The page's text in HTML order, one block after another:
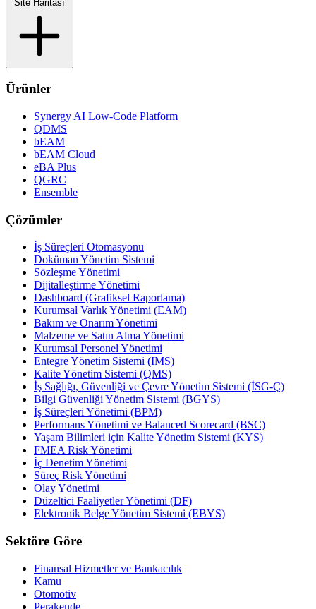
Site Haritası
Ürünler
Synergy AI Low-Code Platform
QDMS
bEAM
bEAM Cloud
eBA Plus
QGRC
Ensemble
Çözümler
İş Süreçleri Otomasyonu
Doküman Yönetim Sistemi
Sözleşme Yönetimi
Dijitalleştirme Yönetimi
Dashboard (Grafiksel Raporlama)
Kurumsal Varlık Yönetimi (EAM)
Bakım ve Onarım Yönetimi
Malzeme ve Satın Alma Yönetimi
Kurumsal Personel Yönetimi
Entegre Yönetim Sistemi (IMS)
Kalite Yönetim Sistemi (QMS)
İş Sağlığı, Güvenliği ve Çevre Yönetim Sistemi (İSG-Ç)
Bilgi Güvenliği Yönetim Sistemi (BGYS)
İş Süreçleri Yönetimi (BPM)
Performans Yönetimi ve Balanced Scorecard (BSC)
Yaşam Bilimleri için Kalite Yönetim Sistemi (KYS)
FMEA Risk Yönetimi
İç Denetim Yönetimi
Süreç Risk Yönetimi
Olay Yönetimi
Düzeltici Faaliyetler Yönetimi (DF)
Elektronik Belge Yönetim Sistemi (EBYS)
Sektöre Göre
Finansal Hizmetler ve Bankacılık
Kamu
Otomotiv
Perakende